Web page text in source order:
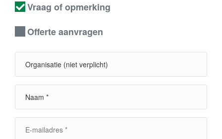
Vraag of opmerking
Offerte aanvragen